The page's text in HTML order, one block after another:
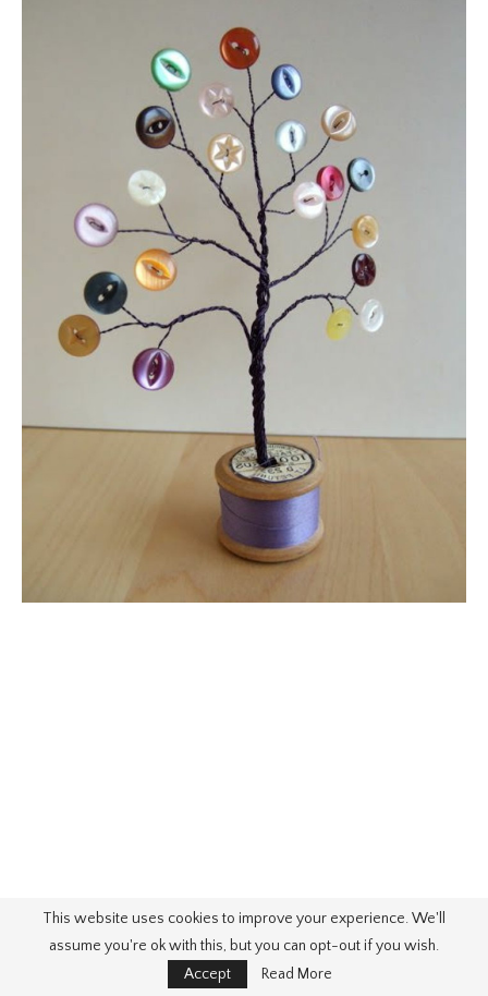
This website uses cookies to improve your experience. We'll
assume you're ok with this, but you can opt-out if you wish.
Accept
Read More